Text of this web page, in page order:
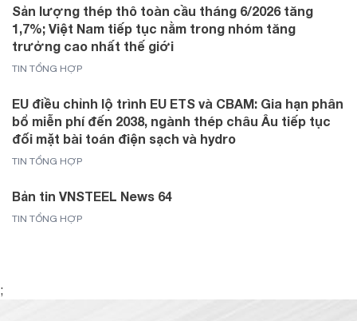
Sản lượng thép thô toàn cầu tháng 6/2026 tăng
1,7%; Việt Nam tiếp tục nằm trong nhóm tăng
trưởng cao nhất thế giới
TIN TỔNG HỢP
EU điều chỉnh lộ trình EU ETS và CBAM: Gia hạn phân
bổ miễn phí đến 2038, ngành thép châu Âu tiếp tục
đối mặt bài toán điện sạch và hydro
TIN TỔNG HỢP
Bản tin VNSTEEL News 64
TIN TỔNG HỢP
;